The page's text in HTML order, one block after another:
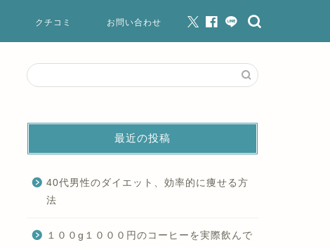
クチコミ お問い合わせ
最近の投稿
40代男性のダイエット、効率的に痩せる方
法
１００g１０００円のコーヒーを実際飲んで